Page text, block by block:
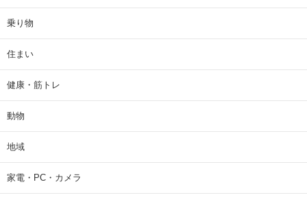
乗り物
住まい
健康・筋トレ
動物
地域
家電・PC・カメラ